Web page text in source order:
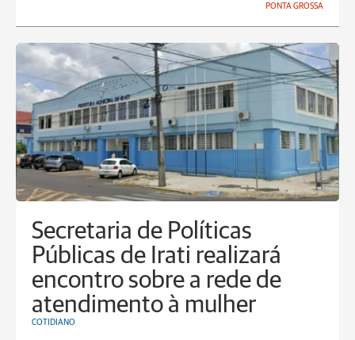
PONTA GROSSA
Secretaria de Políticas
Públicas de Irati realizará
encontro sobre a rede de
atendimento à mulher
COTIDIANO